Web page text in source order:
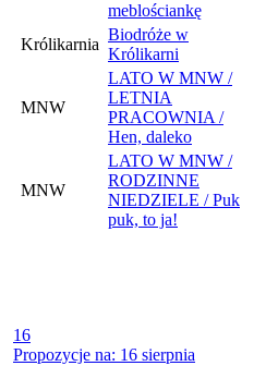
meblościankę
Królikarnia
Biodróże w
Królikarni
MNW
LATO W MNW /
LETNIA
PRACOWNIA /
Hen, daleko
MNW
LATO W MNW /
RODZINNE
NIEDZIELE / Puk
puk, to ja!
16
Propozycje na: 16 sierpnia